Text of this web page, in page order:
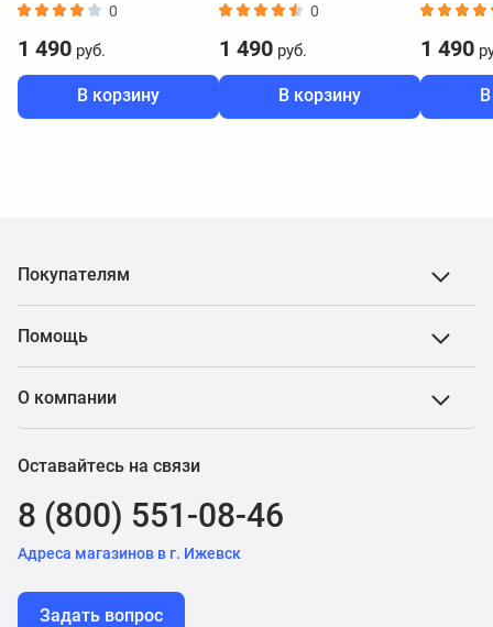
HTT0004EU 0
1 490 руб.
В корзину
HTT0003EU 0
1 490 руб.
В корзину
1 490
Покупателям
Помощь
О компании
Оставайтесь на связи
8 (800) 551-08-46
Адреса магазинов в г. Ижевск
Задать вопрос